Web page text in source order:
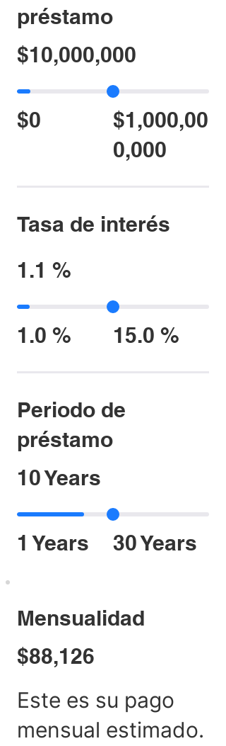
préstamo
$0
$1,000,00
0,000
$10,000,000
Tasa de interés
1.1 %
1.0 % 15.0 %
Periodo de
préstamo
10 Years
1 Years 30 Years
Mensualidad
$88,126
Este es su pago
mensual estimado.